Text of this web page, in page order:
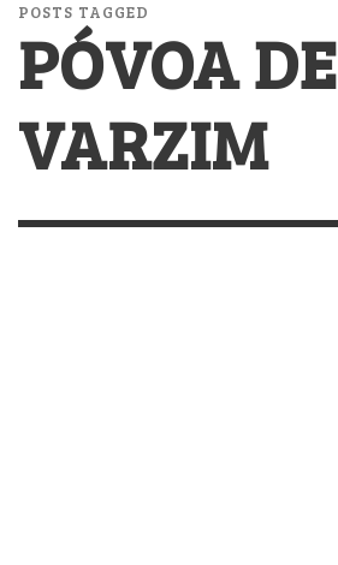
POSTS TAGGED
PÓVOA DE
VARZIM